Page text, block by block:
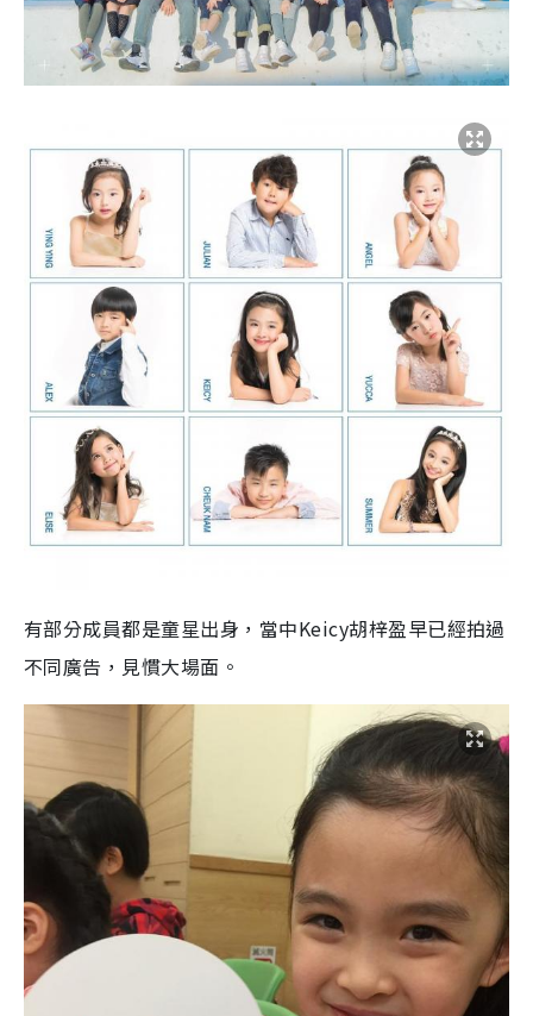
有部分成員都是童星出身，當中Keicy胡梓盈早已經拍過
不同廣告，見慣大場面。